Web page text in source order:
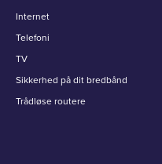
Internet
Telefoni
TV
Sikkerhed på dit bredbånd
Trådløse routere